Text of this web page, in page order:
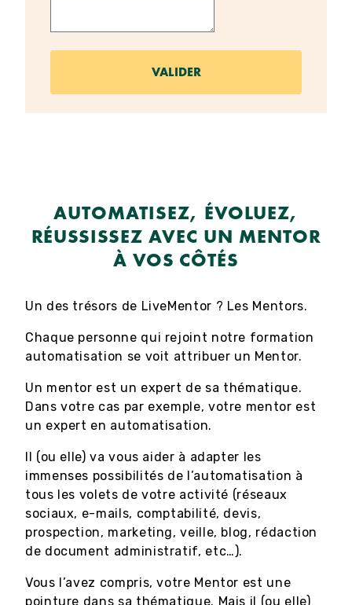
AUTOMATISEZ, ÉVOLUEZ,
RÉUSSISSEZ AVEC UN MENTOR
À VOS CÔTÉS
Un des trésors de LiveMentor ? Les Mentors.
Chaque personne qui rejoint notre formation
automatisation se voit attribuer un Mentor.
Un mentor est un expert de sa thématique.
Dans votre cas par exemple, votre mentor est
un expert en automatisation.
Il (ou elle) va vous aider à adapter les
immenses possibilités de l’automatisation à
tous les volets de votre activité (réseaux
sociaux, e-mails, comptabilité, devis,
prospection, marketing, veille, blog, rédaction
de document administratif, etc…).
Vous l’avez compris, votre Mentor est une
pointure dans sa thématique. Mais il (ou elle)